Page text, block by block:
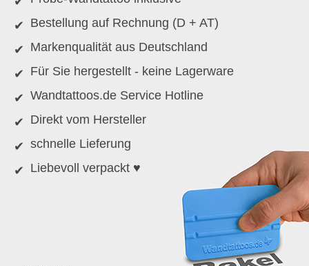
Bestellung auf Rechnung (D + AT)
Markenqualität aus Deutschland
Für Sie hergestellt - keine Lagerware
Wandtattoos.de Service Hotline
Direkt vom Hersteller
schnelle Lieferung
Liebevoll verpackt ♥